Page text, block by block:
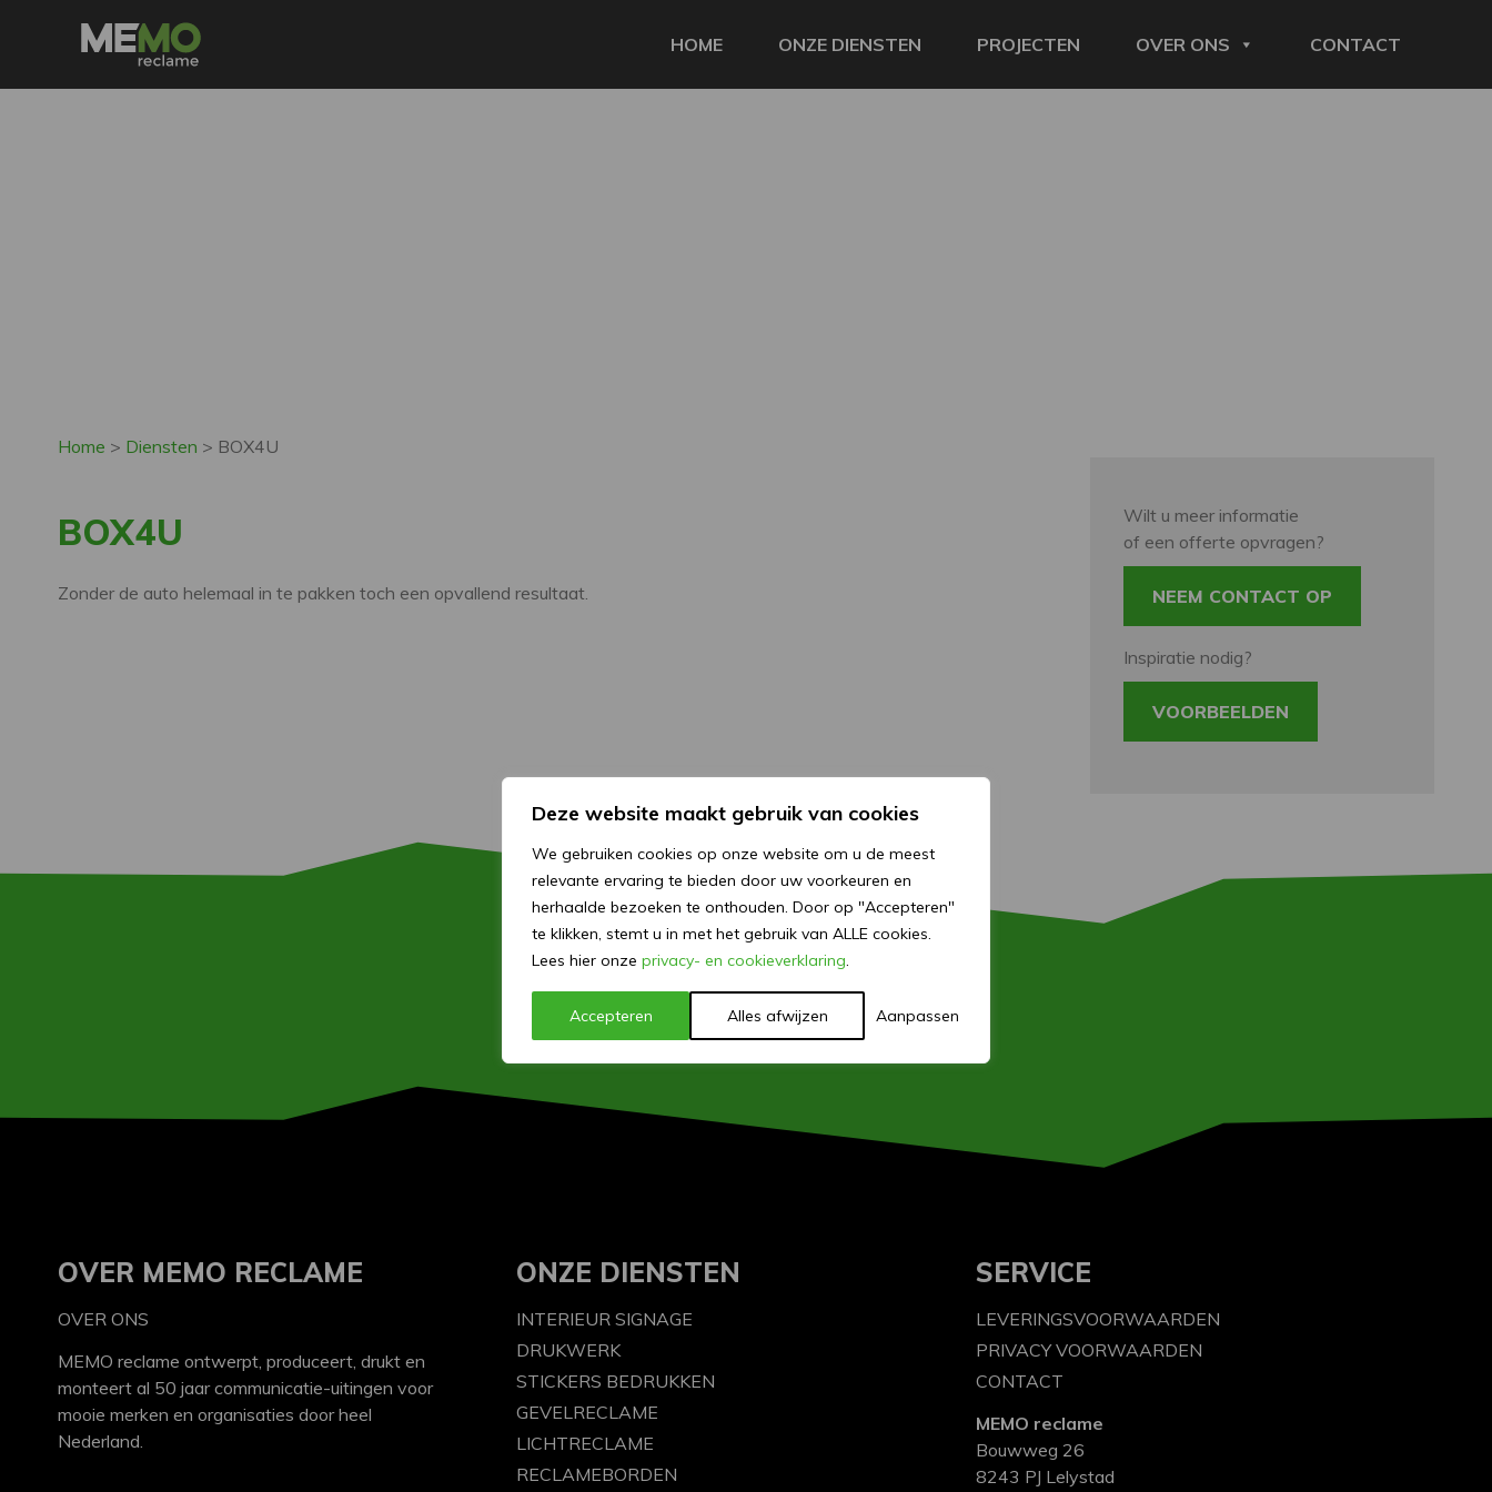
Deze website maakt gebruik van cookies
We gebruiken cookies op onze website om u de meest
relevante ervaring te bieden door uw voorkeuren en
herhaalde bezoeken te onthouden. Door op "Accepteren"
te klikken, stemt u in met het gebruik van ALLE cookies.
Lees hier onze privacy- en cookieverklaring
Aanpassen
Alles afwijzen
Accepteren
HOME ONZE DIENSTEN PROJECTEN OVER ONS CONTACT
Home > Diensten > BOX4U
BOX4U
Zonder de auto helemaal in te pakken toch een opvallend resultaat.
Wilt u meer informatie
of een offerte opvragen?
NEEM CONTACT OP
Inspiratie nodig?
VOORBEELDEN
OVER MEMO RECLAME
OVER ONS
MEMO reclame ontwerpt, produceert, drukt en
monteert al 50 jaar communicatie-uitingen voor
mooie merken en organisaties door heel
Nederland.
ONZE DIENSTEN
INTERIEUR SIGNAGE
DRUKWERK
STICKERS BEDRUKKEN
GEVELRECLAME
LICHTRECLAME
RECLAMEBORDEN
SERVICE
LEVERINGSVOORWAARDEN
PRIVACY VOORWAARDEN
CONTACT
MEMO reclame
Bouwweg 26
8243 PJ Lelystad